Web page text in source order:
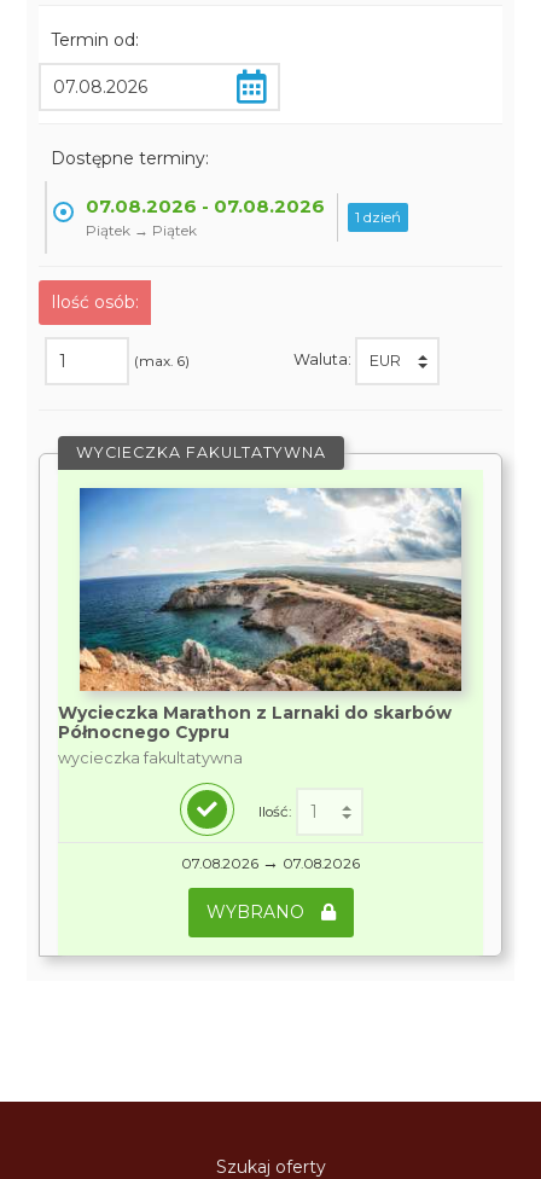
Termin od:
Dostępne terminy:
07.08.2026 - 07.08.2026
Piątek → Piątek
1 dzień
Ilość osób:
(max. 6) Waluta:
WYCIECZKA FAKULTATYWNA
Wycieczka Marathon z Larnaki do skarbów
Północnego Cypru
wycieczka fakultatywna
Ilość:
07.08.2026 → 07.08.2026
WYBRANO
Szukaj oferty